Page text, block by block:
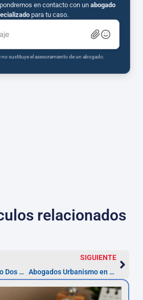
en contacto con un abogado
para tu caso.
no sustituye el asesoramiento de un abogado.
relacionados
Abogado societario Dos Hermanas: constituir SL en 2–4 semanas
SIGUIENTE
Abogados Urbanismo en Dos Hermanas: recurso en 2 meses